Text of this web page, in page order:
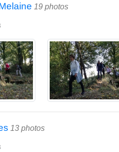
19 photos
13 photos